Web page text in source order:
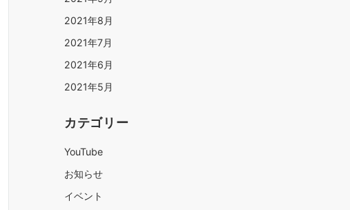
2021年8月
2021年7月
2021年6月
2021年5月
カテゴリー
YouTube
お知らせ
イベント